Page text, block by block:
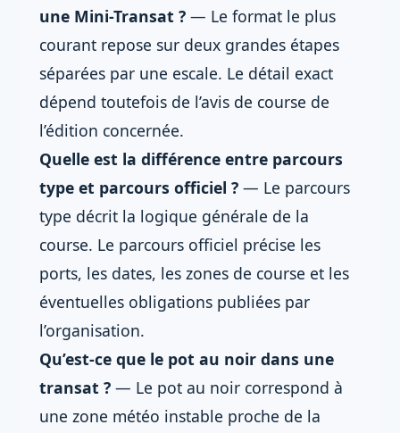
une Mini-Transat ? — Le format le plus
courant repose sur deux grandes étapes
séparées par une escale. Le détail exact
dépend toutefois de l’avis de course de
l’édition concernée.
Quelle est la différence entre parcours
type et parcours officiel ? — Le parcours
type décrit la logique générale de la
course. Le parcours officiel précise les
ports, les dates, les zones de course et les
éventuelles obligations publiées par
l’organisation.
Qu’est-ce que le pot au noir dans une
transat ? — Le pot au noir correspond à
une zone météo instable proche de la